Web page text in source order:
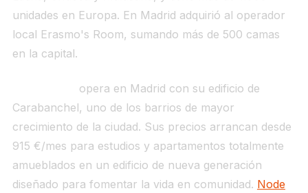
unidades en Europa. En Madrid adquirió al operador
local Erasmo's Room, sumando más de 500 camas
en la capital.
opera en Madrid con su edificio de
Carabanchel, uno de los barrios de mayor
crecimiento de la ciudad. Sus precios arrancan desde
915 €/mes para estudios y apartamentos totalmente
amueblados en un edificio de nueva generación
diseñado para fomentar la vida en comunidad. Node